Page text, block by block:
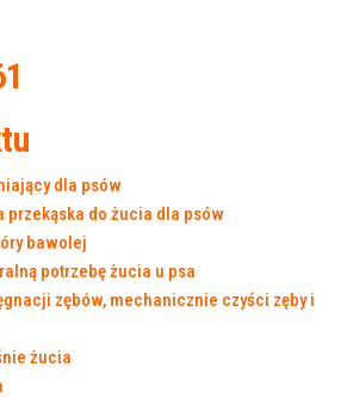
dla psów
przekąska do żucia dla psów
bawolej
potrzebę żucia u psa
zębów, mechanicznie czyści zęby i
żucia